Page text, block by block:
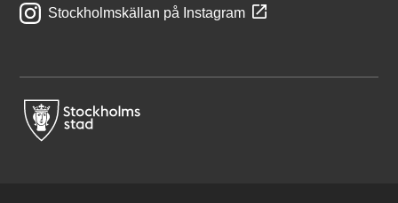
Stockholmskällan på Instagram